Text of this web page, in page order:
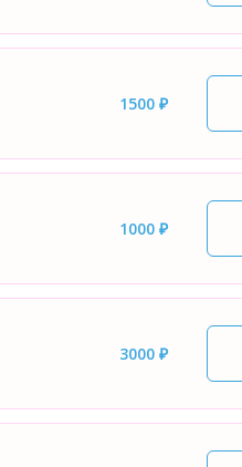
1500 ₽
1000 ₽
3000 ₽